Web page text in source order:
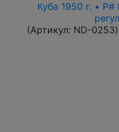
Куба 1950 г. •
(Артикул: ND-0253)